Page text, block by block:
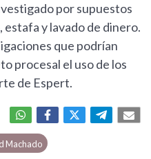
por supuestos
y lavado de dinero.
que podrían
procesal el uso de los
de Espert.
Machado